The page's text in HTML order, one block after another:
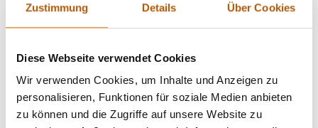
Zustimmung Details Über Cookies
Diese Webseite verwendet Cookies
Wir verwenden Cookies, um Inhalte und Anzeigen zu
personalisieren, Funktionen für soziale Medien anbieten
zu können und die Zugriffe auf unsere Website zu
setzen. Teilnehmer an der Konferenz erhalten
beispielsweise einen Code, der nur für dieses eine
Treffen gültig ist – und diesen auch nur auf Einladung.